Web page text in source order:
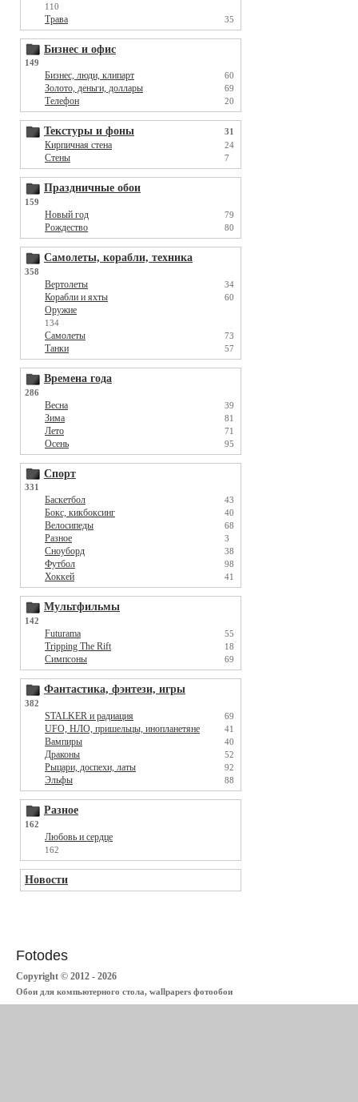
110
Трава 35
Бизнес и офис
149
Бизнес, люди, клипарт 60
Золото, деньги, доллары 69
Телефон 20
Текстуры и фоны 31
Кирпичная стена 24
Стены 7
Праздничные обои
159
Новый год 79
Рождество 80
Самолеты, корабли, техника
358
Вертолеты 34
Корабли и яхты 60
Оружие
134
Самолеты 73
Танки 57
Времена года
286
Весна 39
Зима 81
Лето 71
Осень 95
Спорт
331
Баскетбол 43
Бокс, кикбоксинг 40
Велосипеды 68
Разное 3
Сноуборд 38
Футбол 98
Хоккей 41
Мультфильмы
142
Futurama 55
Tripping The Rift 18
Симпсоны 69
Фантастика, фэнтези, игры
382
STALKER и радиация 69
UFO, НЛО, пришельцы, инопланетяне 41
Вампиры 40
Драконы 52
Рыцари, доспехи, латы 92
Эльфы 88
Разное
162
Любовь и сердце
162
Новости
Fotodes
Copyright © 2012 - 2026
Обои для компьютерного стола, wallpapers фотообои